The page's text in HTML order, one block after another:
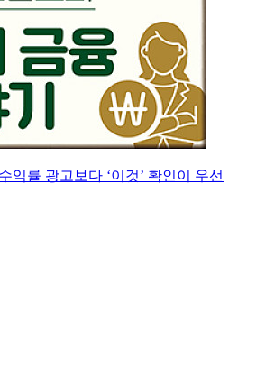
익률 광고보다 ‘이것’ 확인이 우선